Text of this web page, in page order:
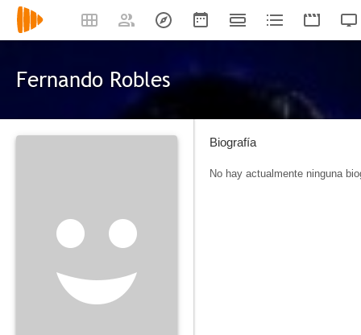
Fernando Robles
Biografía
No hay actualmente ninguna